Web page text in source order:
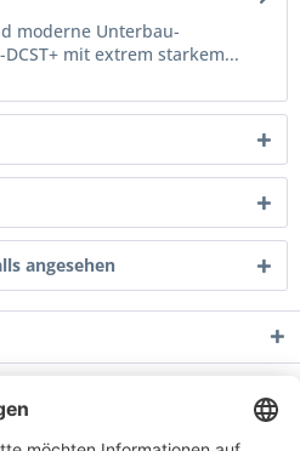
moderne Unterbau-
mit extrem starkem...
angesehen